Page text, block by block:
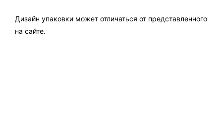
Дизайн упаковки может отличаться от представленного
на сайте.